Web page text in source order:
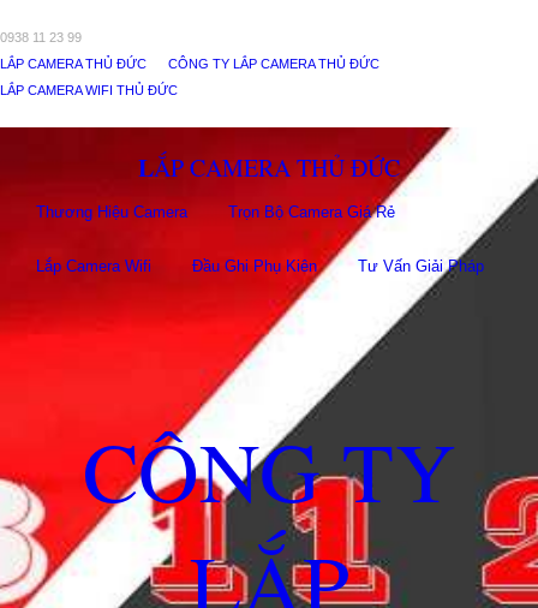
0938 11 23 99
LẮP CAMERA THỦ ĐỨC
CÔNG TY LẮP CAMERA THỦ ĐỨC
LẮP CAMERA WIFI THỦ ĐỨC
LẮP CAMERA THỦ ĐỨC
Thương Hiệu Camera Trọn Bộ Camera Giá Rẻ
Lắp Camera Wifi Đầu Ghi Phụ Kiên Tư Vấn Giải Pháp
CÔNG TY
LẮP